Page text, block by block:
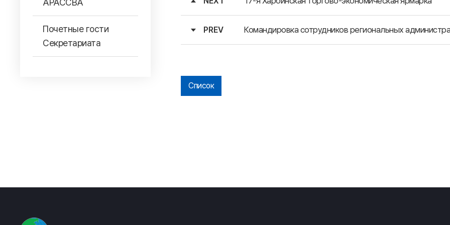
АРАССВА
Почетные гости
Секретариата
PREV Командировка сотрудников региональных
Список